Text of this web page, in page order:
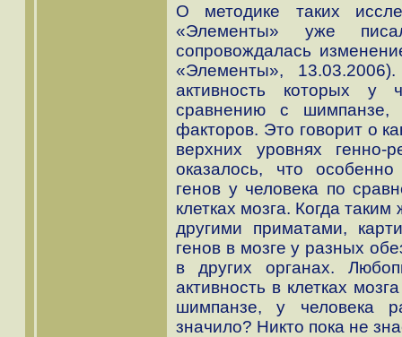
О методике таких
«Элементы» уже
сопровождалась
«Элементы»,
активность которых у
сравнению с шимпанзе,
факторов. Это говорит о
верхних уровнях генно-
оказалось, что
генов у человека по
клетках мозга. Когда
другими приматами,
генов в мозге у разных
в других органах.
активность в клетках
шимпанзе, у человека
значило? Никто пока не